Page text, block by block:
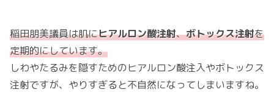
稲田朋美議員は肌にヒアルロン酸注射、ボトックス注射を
定期的にしています。
しわやたるみを隠すためのヒアルロン酸注入やボトックス
注射ですが、やりすぎると不自然になってしまいますね。